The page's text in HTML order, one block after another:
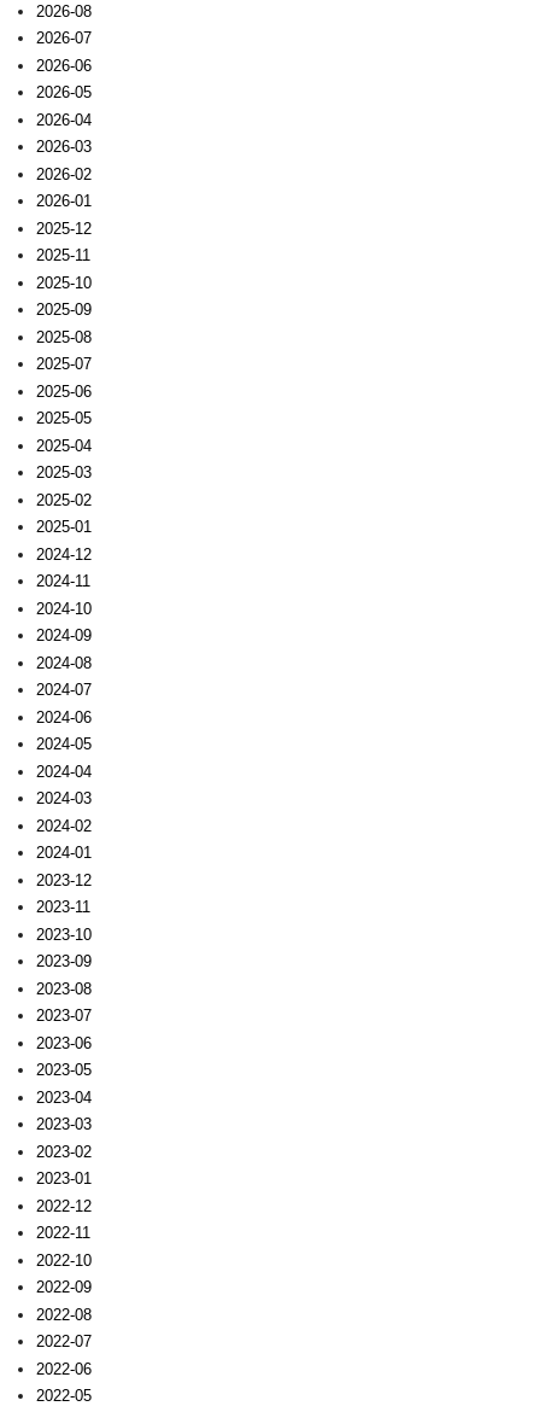
2026-08
2026-07
2026-06
2026-05
2026-04
2026-03
2026-02
2026-01
2025-12
2025-11
2025-10
2025-09
2025-08
2025-07
2025-06
2025-05
2025-04
2025-03
2025-02
2025-01
2024-12
2024-11
2024-10
2024-09
2024-08
2024-07
2024-06
2024-05
2024-04
2024-03
2024-02
2024-01
2023-12
2023-11
2023-10
2023-09
2023-08
2023-07
2023-06
2023-05
2023-04
2023-03
2023-02
2023-01
2022-12
2022-11
2022-10
2022-09
2022-08
2022-07
2022-06
2022-05